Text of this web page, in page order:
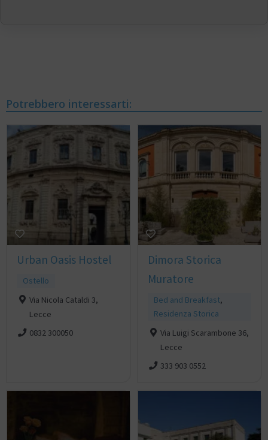
Potrebbero interessarti:
Urban Oasis Hostel
Ostello
Via Nicola Cataldi 3,
Lecce
0832 300050
Dimora Storica
Muratore
Bed and Breakfast,
Residenza Storica
Via Luigi Scarambone 36,
Lecce
333 903 0552